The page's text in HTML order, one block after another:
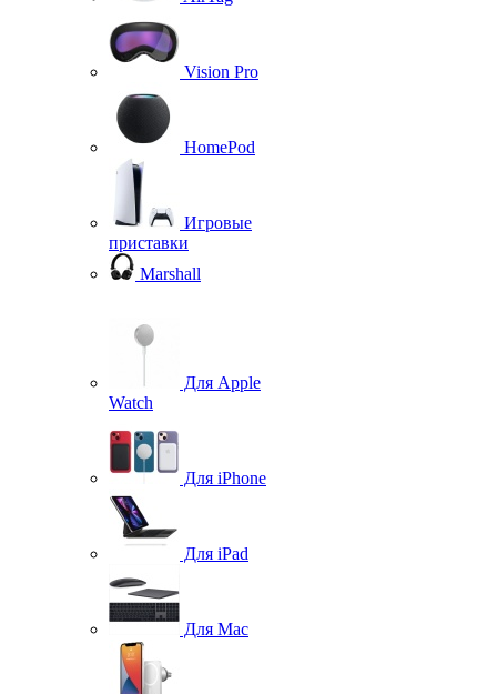
Vision Pro
HomePod
Игровые
приставки
Marshall
Для Apple
Watch
Для iPhone
Для iPad
Для Mac